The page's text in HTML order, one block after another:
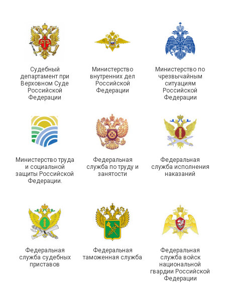
Чествование ветеранов
боевых действий
Самарской области
Подписано соглашение с
области
Единство традиций и сила
организаций ГУФСИН
России по Пермскому
краю приняли участие в
туристическом слете
Судебный
департамент при
Верховном Суде
Российской
Федерации
Министерство
внутренних дел
Российской
Федерации
Министерство по
чрезвычайным
ситуациям
Российской
Федерации
Министерство труда
и социальной
защиты Российской
Федерации.
Федеральная
служба по труду и
занятости
Федеральная
служба исполнения
наказаний
Федеральная
служба судебных
приставов
Федеральная
таможенная служба
Федеральная
служба войск
национальной
гвардии Российской
Федерации